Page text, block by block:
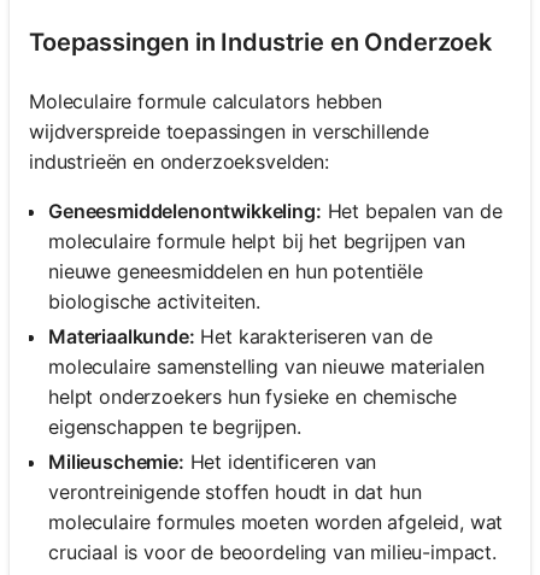
Toepassingen in Industrie en Onderzoek
Moleculaire formule calculators hebben
wijdverspreide toepassingen in verschillende
industrieën en onderzoeksvelden:
Geneesmiddelenontwikkeling: Het bepalen van de
moleculaire formule helpt bij het begrijpen van
nieuwe geneesmiddelen en hun potentiële
biologische activiteiten.
Materiaalkunde: Het karakteriseren van de
moleculaire samenstelling van nieuwe materialen
helpt onderzoekers hun fysieke en chemische
eigenschappen te begrijpen.
Milieuschemie: Het identificeren van
verontreinigende stoffen houdt in dat hun
moleculaire formules moeten worden afgeleid, wat
cruciaal is voor de beoordeling van milieu-impact.